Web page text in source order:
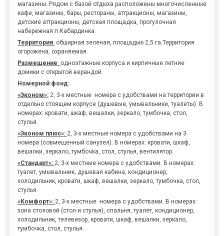
магазины. Рядом с базой отдыха расположены многочисленные
кафе, магазины, бары, рестораны, аттракционы, магазины,
детские аттракционы, детская площадка, прогулочная
набережная п.Кабардинка.
Территория обширная зеленая, площадью 2,5 га.Территория
огорожена, охраняемая.
Размещение одноэтажные корпуса и кирпичные летние
домики с открытой верандой.
Номерной фонд:
«Эконом»: 2, 3-х местные номера с удобствами на территории в
отдельно стоящем корпусе (душевые, умывальники, туалеты). В
номерах: кровати, шкаф, вешалки, зеркало, тумбочка, стол,
стулья.
«Эконом плюс»: 2, 3-х местные номера с удобствами на 3
номера (совмещенный санузел). В номерах: кровати, шкаф,
вешалки, зеркало, тумбочка, стол, стулья, вентилятор.
«Стандарт»: 2, 3-х местные номера с удобствами. В номерах:
туалет, умывальник, душевая кабина, кондиционер,
холодильник, кровати, шкаф, вешалки, зеркало, тумбочка, стол,
стулья.
«Комфорт»: 2, 3-х местные номера с удобствами. В номерах:
зона столовой (стол и стулья), спальня, туалет, кондиционер,
холодильник, телевизор, кровати, шкаф, вешалки, зеркало,
тумбочка, стол, стулья.